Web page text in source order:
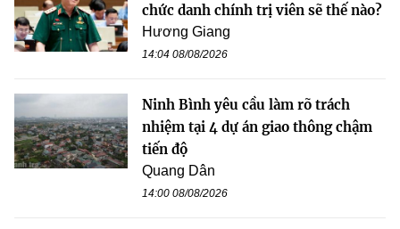
chức danh chính trị viên sẽ thế nào?
Hương Giang
14:04 08/08/2026
Ninh Bình yêu cầu làm rõ trách
nhiệm tại 4 dự án giao thông chậm
tiến độ
Quang Dân
14:00 08/08/2026